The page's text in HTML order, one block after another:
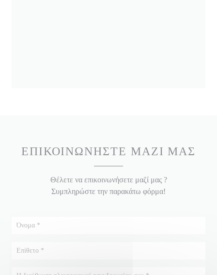
ΕΠΙΚΟΙΝΩΝΉΣΤΕ ΜΑΖΊ ΜΑΣ
Θέλετε να επικοινωνήσετε μαζί μας ?
Συμπληρώστε την παρακάτω φόρμα!